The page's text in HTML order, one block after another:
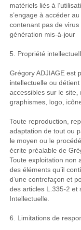
matériels liés à
s’engage à accéder
contenant pas de
génération mis-à-jour
5. Propriété
Grégory ADJIAGE est
intellectuelle ou
accessibles sur le site,
graphismes, logo,
Toute reproduction,
adaptation de tout ou
le moyen ou le
écrite préalable de
Toute exploitation non
des éléments qu’il
d’une contrefaçon et
des articles L.335-2 et
Intellectuelle.
6. Limitations de